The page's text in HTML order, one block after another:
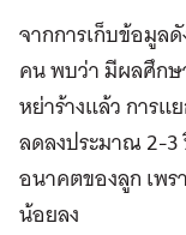
จากการเก็บข้อมูล
คน พบว่า มีผลศึกษ
หย่าร้างแล้ว การ
ลดลงประมาณ 2-3
อนาคตของลูก เพร
น้อยลง